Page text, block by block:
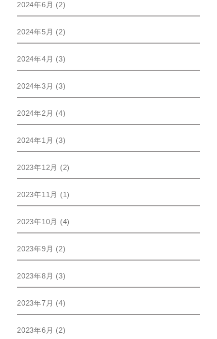
2024年6月 (2)
2024年5月 (2)
2024年4月 (3)
2024年3月 (3)
2024年2月 (4)
2024年1月 (3)
2023年12月 (2)
2023年11月 (1)
2023年10月 (4)
2023年9月 (2)
2023年8月 (3)
2023年7月 (4)
2023年6月 (2)